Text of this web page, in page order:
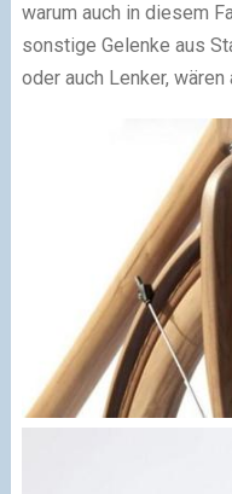
warum auch in diesem
sonstige Gelenke aus
oder auch Lenker,